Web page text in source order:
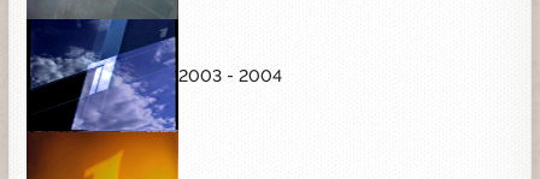
2003 - 2004